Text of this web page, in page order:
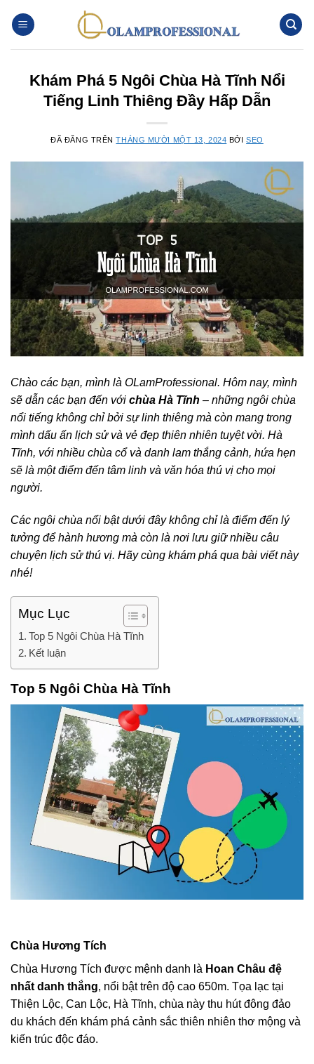
đến
Khám Phá 5 Ngôi Chùa Hà Tĩnh Nổi
Tiếng Linh Thiêng Đầy Hấp Dẫn
ĐÃ ĐĂNG TRÊNTHÁNG MƯỜI MỘT 13, 2024 BỞISEO
Chào các bạn, mình là OLamProfessional. Hôm nay, mình
sẽ dẫn các bạn đến với chùa Hà Tĩnh – những ngôi chùa
nổi tiếng không chỉ bởi sự linh thiêng mà còn mang trong
mình dấu ấn lịch sử và vẻ đẹp thiên nhiên tuyệt vời. Hà
Tĩnh, với nhiều chùa cổ và danh lam thắng cảnh, hứa hẹn
sẽ là một điểm đến tâm linh và văn hóa thú vị cho mọi
người.
Các ngôi chùa nổi bật dưới đây không chỉ là điểm đến lý
tưởng để hành hương mà còn là nơi lưu giữ nhiều câu
chuyện lịch sử thú vị. Hãy cùng khám phá qua bài viết này
nhé!
Mục Lục
Top 5 Ngôi Chùa Hà Tĩnh
Kết luận
Top 5 Ngôi Chùa Hà Tĩnh
Chùa Hương Tích
Chùa Hương Tích được mệnh danh là Hoan Châu đệ
nhất danh thắng, nổi bật trên độ cao 650m. Tọa lạc tại
Thiện Lộc, Can Lộc, Hà Tĩnh, chùa này thu hút đông đảo
du khách đến khám phá cảnh sắc thiên nhiên thơ mộng và
kiến trúc độc đáo.